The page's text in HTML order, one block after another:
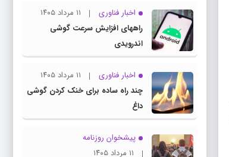
اخبار فناوری
۱۱ مرداد ۱۴۰۵
راههای افزایش سرعت گوشی
اندرویدی
اخبار فناوری
۱۱ مرداد ۱۴۰۵
چند راه‌ ساده برای خنک کردن گوشی
داغ
پیشخوان روزنامه
۱۱ مرداد ۱۴۰۵